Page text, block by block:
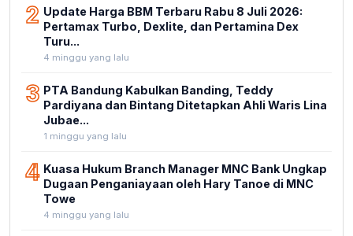
2 Update Harga BBM Terbaru Rabu 8 Juli 2026:
Pertamax Turbo, Dexlite, dan Pertamina Dex
Turu...
4 minggu yang lalu
3 PTA Bandung Kabulkan Banding, Teddy
Pardiyana dan Bintang Ditetapkan Ahli Waris Lina
Jubae...
1 minggu yang lalu
4 Kuasa Hukum Branch Manager MNC Bank Ungkap
Dugaan Penganiayaan oleh Hary Tanoe di MNC
Towe
4 minggu yang lalu